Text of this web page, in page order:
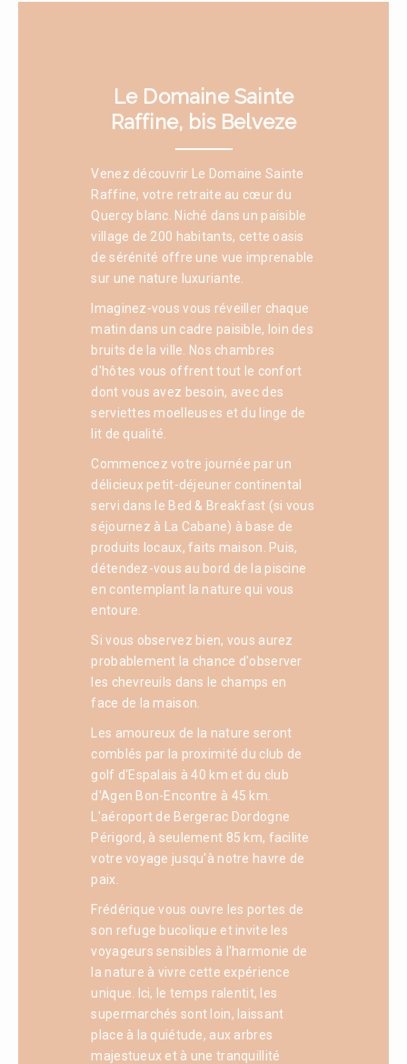
Le Domaine Sainte
Raffine, bis Belveze
Venez découvrir Le Domaine Sainte
Raffine, votre retraite au cœur du
Quercy blanc. Niché dans un paisible
village de 200 habitants, cette oasis
de sérénité offre une vue imprenable
sur une nature luxuriante.
Imaginez-vous vous réveiller chaque
matin dans un cadre paisible, loin des
bruits de la ville. Nos chambres
d'hôtes vous offrent tout le confort
dont vous avez besoin, avec des
serviettes moelleuses et du linge de
lit de qualité.
Commencez votre journée par un
délicieux petit-déjeuner continental
servi dans le Bed & Breakfast (si vous
séjournez à La Cabane) à base de
produits locaux, faits maison. Puis,
détendez-vous au bord de la piscine
en contemplant la nature qui vous
entoure.
Si vous observez bien, vous aurez
probablement la chance d'observer
les chevreuils dans le champs en
face de la maison.
Les amoureux de la nature seront
comblés par la proximité du club de
golf d'Espalais à 40 km et du club
d'Agen Bon-Encontre à 45 km.
L'aéroport de Bergerac Dordogne
Périgord, à seulement 85 km, facilite
votre voyage jusqu'à notre havre de
paix.
Frédérique vous ouvre les portes de
son refuge bucolique et invite les
voyageurs sensibles à l'harmonie de
la nature à vivre cette expérience
unique. Ici, le temps ralentit, les
supermarchés sont loin, laissant
place à la quiétude, aux arbres
majestueux et à une tranquillité